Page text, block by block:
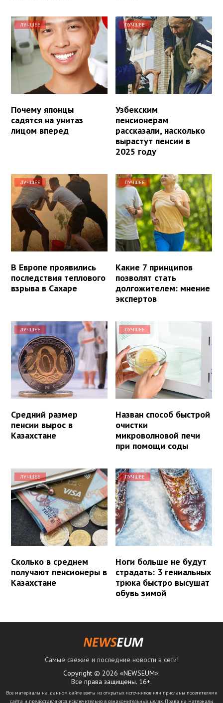
ЛУЧШЕЕ
Почему японцы
садятся на унитаз
лицом вперед
ЛУЧШЕЕ
Узбекским
пенсионерам
рассказали, насколько
вырастут пенсии в
2025 году
ЛУЧШЕЕ
В Европе проявились
последствия теплового
взрыва в Сахаре
ЛУЧШЕЕ
Какие 7 принципов
позволят стать
долгожителем: мнение
экспертов
ЛУЧШЕЕ
Средний размер
пенсии вырос в
Казахстане
ЛУЧШЕЕ
Назван способ быстрой
очистки
микроволновой печи
при помощи соды
ЛУЧШЕЕ
Сколько в среднем
получают пенсионеры в
Казахстане
ЛУЧШЕЕ
Ноги больше не будут
страдать: 3 гениальных
трюка быстро высушат
обувь зимой
Самые свежие и последние новости в сети!
Copyright © 2026 «NEWSEUM».
Все права защищены. 16+.
Все материалы на данном сайте взяты из открытых источников или присланы посетителями
сайта и предоставляются исключительно в ознакомительных целях. Права на материалы